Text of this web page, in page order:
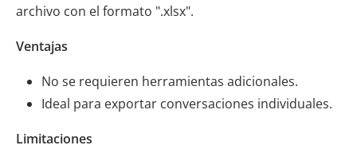
archivo con el formato ".xlsx".
Ventajas
No se requieren herramientas adicionales.
Ideal para exportar conversaciones individuales.
Limitaciones